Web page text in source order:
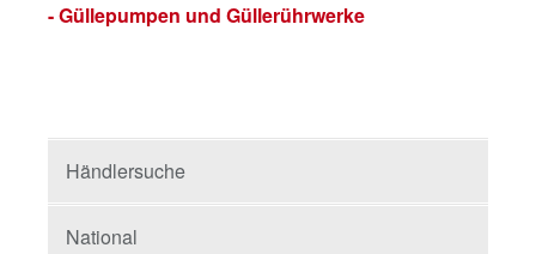
- Güllepumpen und Güllerührwerke
Händlersuche
National